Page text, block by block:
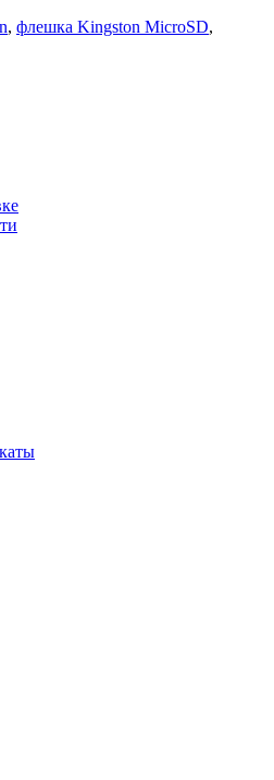
, флешка Kingston MicroSD,